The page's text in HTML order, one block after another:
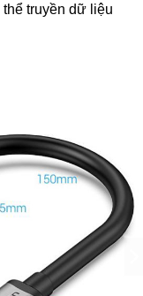
truyền dữ liệu